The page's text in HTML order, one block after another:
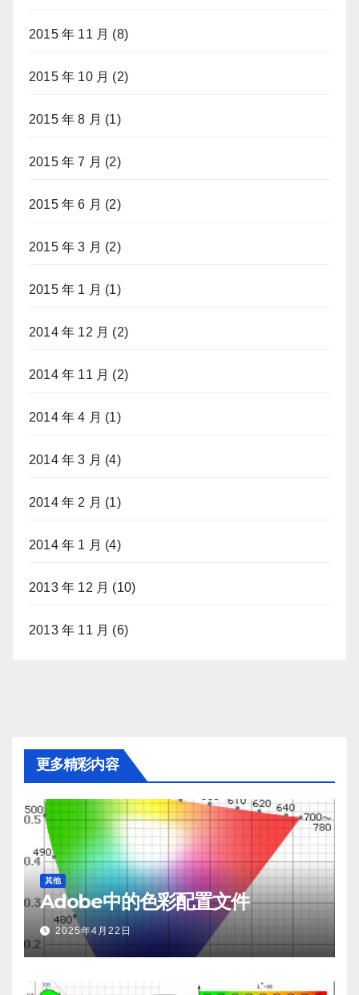
2015 年 11 月 (8)
2015 年 10 月 (2)
2015 年 8 月 (1)
2015 年 7 月 (2)
2015 年 6 月 (2)
2015 年 3 月 (2)
2015 年 1 月 (1)
2014 年 12 月 (2)
2014 年 11 月 (2)
2014 年 4 月 (1)
2014 年 3 月 (4)
2014 年 2 月 (1)
2014 年 1 月 (4)
2013 年 12 月 (10)
2013 年 11 月 (6)
更多精彩内容
其他
Adobe中的色彩配置文件
2025年4月22日